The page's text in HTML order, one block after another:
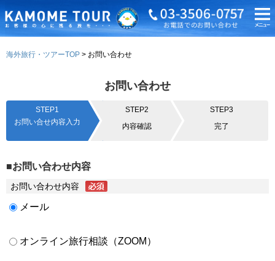
海外旅行・ツアーTOP お問い合わせ
お問い合わせ
STEP1
お問い合せ内容入力
STEP2
内容確認
STEP3
完了
■お問い合わせ内容
お問い合わせ内容
メール
オンライン旅行相談（ZOOM）